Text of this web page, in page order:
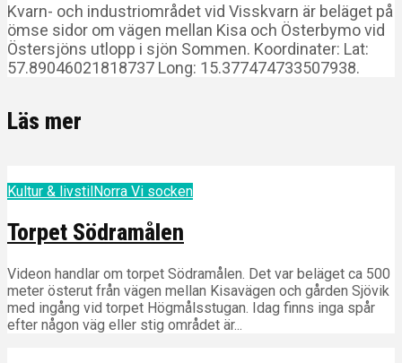
Kvarn- och industriområdet vid Visskvarn är beläget på
ömse sidor om vägen mellan Kisa och Österbymo vid
Östersjöns utlopp i sjön Sommen. Koordinater: Lat:
57.89046021818737 Long: 15.377474733507938.
Läs mer
Kultur & livstilNorra Vi socken
Torpet Södramålen
Videon handlar om torpet Södramålen. Det var beläget ca 500
meter österut från vägen mellan Kisavägen och gården Sjövik
med ingång vid torpet Högmålsstugan. Idag finns inga spår
efter någon väg eller stig området är...